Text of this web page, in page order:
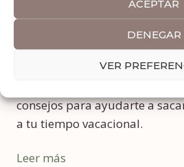
ACEPTAR
DENEGAR
VER
como en mi caso, deseas
Basándome en mis
consejos para ayudarte a
a tu tiempo vacacional.
Leer más